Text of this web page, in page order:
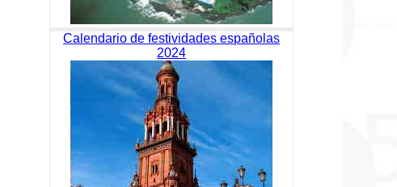
Calendario de festividades españolas
2024